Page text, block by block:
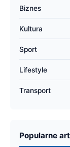
Biznes
Kultura
Sport
Lifestyle
Transport
Popularne